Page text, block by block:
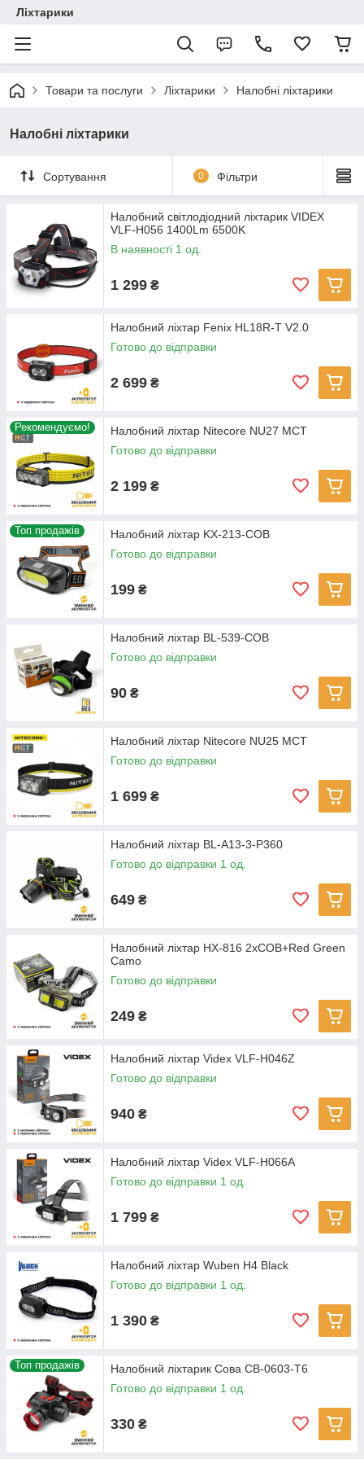
Ліхтарики
Товари та послуги Ліхтарики Налобні ліхтарики
Налобні ліхтарики
Сортування 0 Фільтри
Налобний світлодіодний ліхтарик VIDEX
VLF-H056 1400Lm 6500K
В наявності 1 од.
1 299 ₴
Налобний ліхтар Fenix HL18R-T V2.0
Готово до відправки
2 699 ₴
Рекомендуємо!
Налобний ліхтар Nitecore NU27 MCT
Готово до відправки
2 199 ₴
Топ продажів
Налобний ліхтар KX-213-COB
Готово до відправки
199 ₴
Налобний ліхтар BL-539-COB
Готово до відправки
90 ₴
Налобний ліхтар Nitecore NU25 MCT
Готово до відправки
1 699 ₴
Налобний ліхтар BL-A13-3-P360
Готово до відправки 1 од.
649 ₴
Налобний ліхтар HX-816 2xCOB+Red Green
Camo
Готово до відправки
249 ₴
Налобний ліхтар Videx VLF-H046Z
Готово до відправки
940 ₴
Налобний ліхтар Videx VLF-H066A
Готово до відправки 1 од.
1 799 ₴
Налобний ліхтар Wuben H4 Black
Готово до відправки 1 од.
1 390 ₴
Топ продажів
Налобний ліхтарик Сова СВ-0603-T6
Готово до відправки 1 од.
330 ₴